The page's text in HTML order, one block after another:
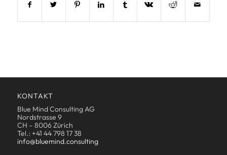
KONTAKT
Blue Mind Consulting AG
Nordstrasse 9
CH – 8006 Zürich
Tel.: +41 44 798 17 38
info@bluemind.consulting